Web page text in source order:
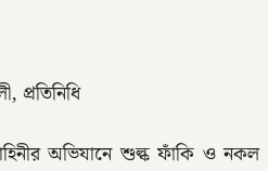
প্রতিনিধি
অভিযানে শুল্ক ফাঁকি ও নকল